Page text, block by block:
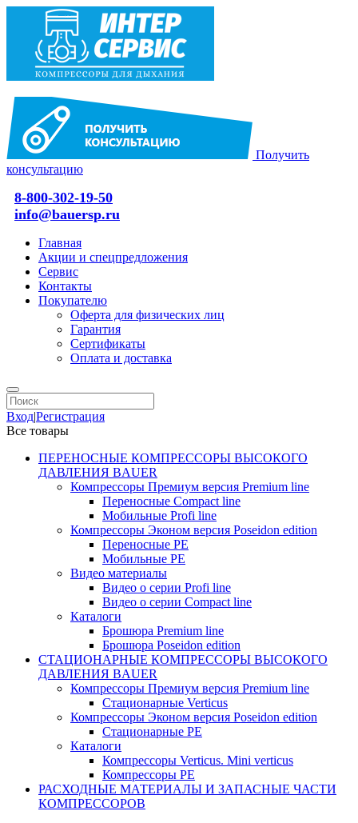
Получить
консультацию
8-800-302-19-50
info@bauersp.ru
Главная
Акции и спецпредложения
Сервис
Контакты
Покупателю
Оферта для физических лиц
Гарантия
Сертификаты
Оплата и доставка
Вход|Регистрация
Все товары
ПЕРЕНОСНЫЕ КОМПРЕССОРЫ ВЫСОКОГО
ДАВЛЕНИЯ BAUER
Компрессоры Премиум версия Premium line
Переносные Compact line
Мобильные Profi line
Компрессоры Эконом версия Poseidon edition
Переносные PE
Мобильные PE
Видео материалы
Видео о серии Profi line
Видео о серии Compact line
Каталоги
Брошюра Premium line
Брошюра Poseidon edition
СТАЦИОНАРНЫЕ КОМПРЕССОРЫ ВЫСОКОГО
ДАВЛЕНИЯ BAUER
Компрессоры Премиум версия Premium line
Стационарные Verticus
Компрессоры Эконом версия Poseidon edition
Стационарные PE
Каталоги
Компрессоры Verticus. Mini verticus
Компрессоры PE
РАСХОДНЫЕ МАТЕРИАЛЫ И ЗАПАСНЫЕ ЧАСТИ
КОМПРЕССОРОВ